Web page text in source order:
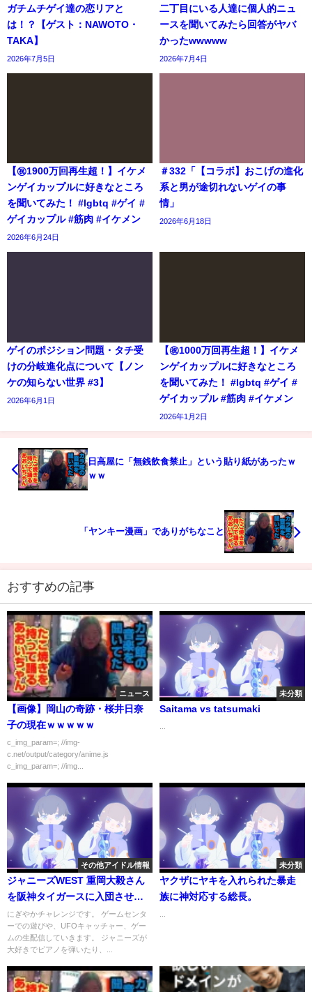
ガチムチゲイ達の恋リアと
は！？【ゲスト：NAWOTO・
TAKA】
2026年7月5日
二丁目にいる人達に個人的ニュ
ースを聞いてみたら回答がヤバ
かったwwwww
2026年7月4日
【㊗️1900万回再生超！】イケメ
ンゲイカップルに好きなところ
を聞いてみた！ #lgbtq #ゲイ #
ゲイカップル #筋肉 #イケメン
2026年6月24日
＃332「【コラボ】おこげの進化
系と男が途切れないゲイの事
情」
2026年6月18日
ゲイのポジション問題・タチ受
けの分岐進化点について【ノン
ケの知らない世界 #3】
2026年6月1日
【㊗️1000万回再生超！】イケメ
ンゲイカップルに好きなところ
を聞いてみた！ #lgbtq #ゲイ #
ゲイカップル #筋肉 #イケメン
2026年1月2日
日高屋に「無銭飲食禁止」という貼り紙があったｗ
ｗｗ
「ヤンキー漫画」でありがちなこと
おすすめの記事
ニュース
【画像】岡山の奇跡・桜井日奈
子の現在ｗｗｗｗｗ
c_img_param=; //img-
c.net/output/category/anime.js
c_img_param=; //img...
未分類
Saitama vs tatsumaki
その他アイドル情報
ジャニーズWEST 重岡大毅さん
を阪神タイガースに入団させて
みた！
にぎやかチャレンジです。 ゲームセンタ
ーでの遊びや、UFOキャッチャー、ゲー
ムの生配信していきます。 ジャニーズが
大好きでピアノを弾いたり、...
未分類
ヤクザにヤキを入れられた暴走
族に神対応する総長。
...